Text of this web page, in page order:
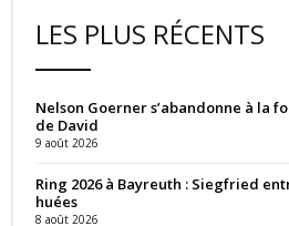
LES PLUS RÉCENTS
Nelson Goerner s’abandonne à la
de David
9 août 2026
Ring 2026 à Bayreuth : Siegfried
huées
8 août 2026